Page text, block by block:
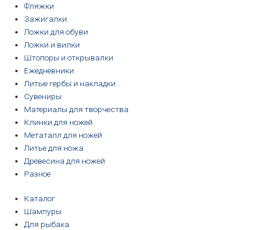
Фляжки
Зажигалки
Ложки для обуви
Ложки и вилки
Штопоры и открывалки
Ежедневники
Литые гербы и накладки
Сувениры
Материалы для творчества
Клинки для ножей
Метаталл для ножей
Литье для ножа
Древесина для ножей
Разное
Каталог
Шампуры
Для рыбака